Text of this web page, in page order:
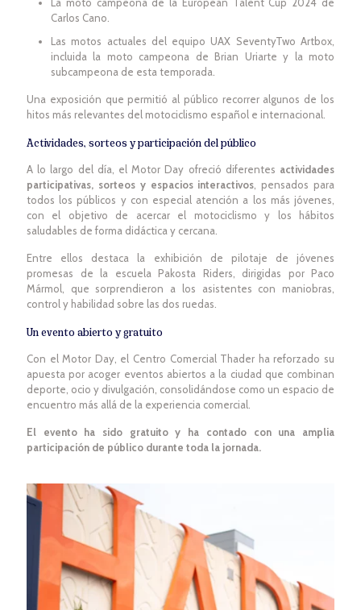
La moto campeona de la European Talent Cup 2024 de
Carlos Cano.
Las motos actuales del equipo UAX SeventyTwo Artbox,
incluida la moto campeona de Brian Uriarte y la moto
subcampeona de esta temporada.
Una exposición que permitió al público recorrer algunos de los
hitos más relevantes del motociclismo español e internacional.
Actividades, sorteos y participación del público
A lo largo del día, el Motor Day ofreció diferentes actividades
participativas, sorteos y espacios interactivos, pensados para
todos los públicos y con especial atención a los más jóvenes,
con el objetivo de acercar el motociclismo y los hábitos
saludables de forma didáctica y cercana.
Entre ellos destaca la exhibición de pilotaje de jóvenes
promesas de la escuela Pakosta Riders, dirigidas por Paco
Mármol, que sorprendieron a los asistentes con maniobras,
control y habilidad sobre las dos ruedas.
Un evento abierto y gratuito
Con el Motor Day, el Centro Comercial Thader ha reforzado su
apuesta por acoger eventos abiertos a la ciudad que combinan
deporte, ocio y divulgación, consolidándose como un espacio de
encuentro más allá de la experiencia comercial.
El evento ha sido gratuito y ha contado con una amplia
participación de público durante toda la jornada.